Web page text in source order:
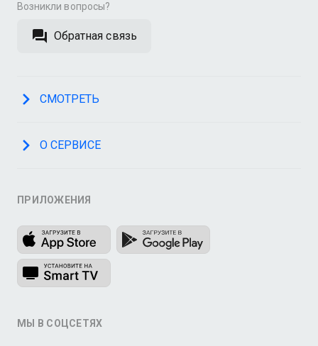
Возникли вопросы?
Обратная связь
СМОТРЕТЬ
О СЕРВИСЕ
ПРИЛОЖЕНИЯ
МЫ В СОЦСЕТЯХ